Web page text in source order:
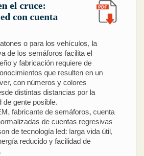
el cruce:
con cuenta
o para los vehículos, la
de los semáforos facilita el
y fabricación requiere de
que resulten en un
con números y colores
distintas distancias por la
de gente posible.
fabricante de semáforos, cuenta
de cuentas regresivas
de tecnología led: larga vida útil,
reducido y facilidad de